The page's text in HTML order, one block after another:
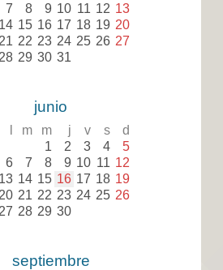
7 8 9 10 11 12 13
14 15 16 17 18 19 20
21 22 23 24 25 26 27
28 29 30 31
junio
m m j v s d
1 2 3 4 5
6 7 8 9 10 11 12
13 14 15 16 17 18 19
20 21 22 23 24 25 26
27 28 29 30
septiembre